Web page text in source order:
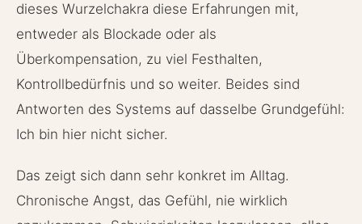
dieses Wurzelchakra diese Erfahrungen mit,
entweder als Blockade oder als
Überkompensation, zu viel Festhalten,
Kontrollbedürfnis und so weiter. Beides sind
Antworten des Systems auf dasselbe Grundgefühl:
Ich bin hier nicht sicher.
Das zeigt sich dann sehr konkret im Alltag.
Chronische Angst, das Gefühl, nie wirklich